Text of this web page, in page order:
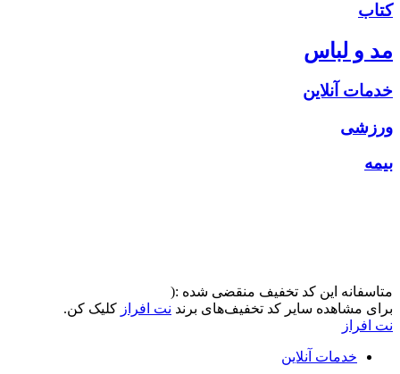
کتاب
مد و لباس
خدمات آنلاین
ورزشی
بیمه
متاسفانه این کد تخفیف منقضی شده :(
برای مشاهده سایر کد تخفیف‌های برند نت افراز کلیک کن.
نت افراز
خدمات آنلاین